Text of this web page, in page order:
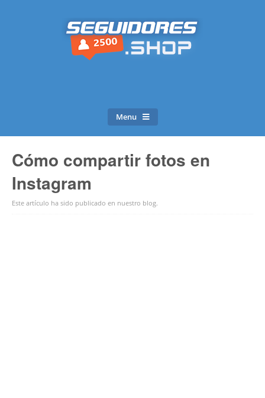
Menu
Cómo compartir fotos en
Instagram
Este artículo ha sido publicado en nuestro blog.